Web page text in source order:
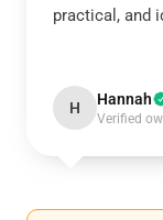
practical, and
H Hannah
Verified